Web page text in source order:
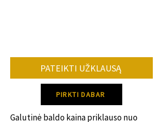
12 savaičių.
Dėl konkretaus gamybos termino
PATEIKTI UŽKLAUSĄ
PIRKTI DABAR
Galutinė baldo kaina priklauso nuo